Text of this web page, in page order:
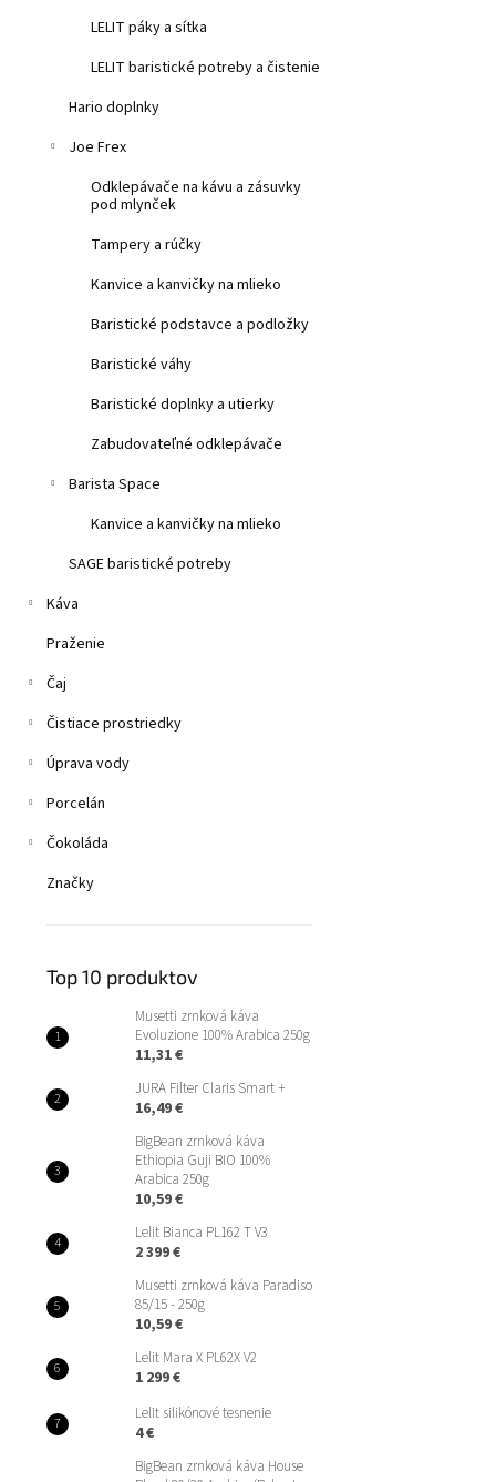
LELIT páky a sítka
LELIT baristické potreby a čistenie
Hario doplnky
Joe Frex
Odklepávače na kávu a zásuvky
pod mlynček
Tampery a rúčky
Kanvice a kanvičky na mlieko
Baristické podstavce a podložky
Baristické váhy
Baristické doplnky a utierky
Zabudovateľné odklepávače
Barista Space
Kanvice a kanvičky na mlieko
SAGE baristické potreby
Káva
Praženie
Čaj
Čistiace prostriedky
Úprava vody
Porcelán
Čokoláda
Značky
Top 10 produktov
Musetti zrnková káva
Evoluzione 100% Arabica 250g
11,31 €
JURA Filter Claris Smart +
16,49 €
BigBean zrnková káva
Ethiopia Guji BIO 100%
Arabica 250g
10,59 €
Lelit Bianca PL162 T V3
2 399 €
Musetti zrnková káva Paradiso
85/15 - 250g
10,59 €
Lelit Mara X PL62X V2
1 299 €
Lelit silikónové tesnenie
4 €
BigBean zrnková káva House